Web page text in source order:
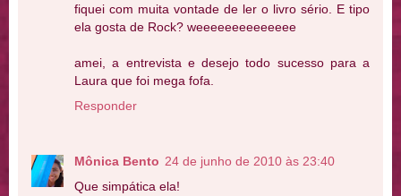
fiquei com muita vontade de ler o livro sério. E tipo
ela gosta de Rock? weeeeeeeeeeeeee
amei, a entrevista e desejo todo sucesso para a
Laura que foi mega fofa.
Responder
Mônica Bento 24 de junho de 2010 às 23:40
Que simpática ela!